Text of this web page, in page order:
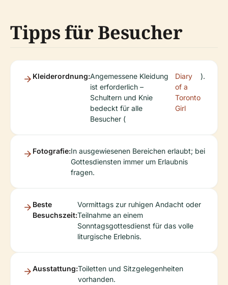
Tipps für Besucher
Kleiderordnung:Angemessene Kleidung
ist erforderlich –
Schultern und Knie
bedeckt für alle
Besucher (
Diary
of a
Toronto
Girl
).
Fotografie:In ausgewiesenen Bereichen erlaubt; bei
Gottesdiensten immer um Erlaubnis
fragen.
Beste
Besuchszeit:
Vormittags zur ruhigen Andacht oder
Teilnahme an einem
Sonntagsgottesdienst für das volle
liturgische Erlebnis.
Ausstattung:Toiletten und Sitzgelegenheiten
vorhanden.